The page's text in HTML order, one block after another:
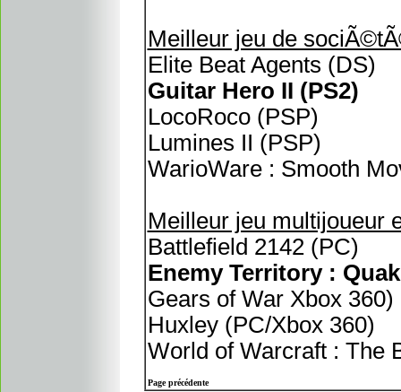
Meilleur jeu de
Elite Beat Agents (DS)
Guitar Hero II (PS2)
LocoRoco (PSP)
Lumines II (PSP)
WarioWare : Smooth
Meilleur jeu multijoueur
Battlefield 2142 (PC)
Enemy Territory :
Gears of War Xbox 360)
Huxley (PC/Xbox 360)
World of Warcraft : The
Page précédente